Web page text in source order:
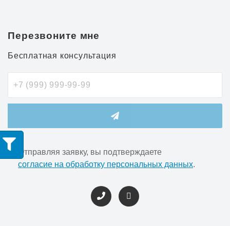
Перезвоните мне
Бесплатная консультация
Отправляя заявку, вы подтверждаете
согласие на обработку персональных данных.